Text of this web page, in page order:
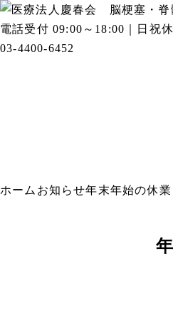
電話受付 09:00～18:00｜日祝休
03-4400-6452
ホーム お知らせ年末年始の休